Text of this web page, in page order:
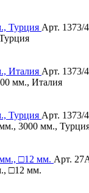
Арт. 1373/
Арт. 1373/4
мм., Италия
Арт. 1373/
3000 мм.,
Арт.
□12 мм.